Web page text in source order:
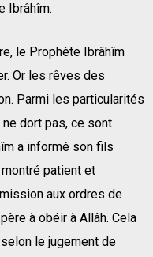
Ibrâhîm.
le Prophète Ibrâhîm
Or les rêves des
Parmi les particularités
dort pas, ce sont
a informé son fils
patient et
aux ordres de
à obéir à Allâh. Cela
le jugement de